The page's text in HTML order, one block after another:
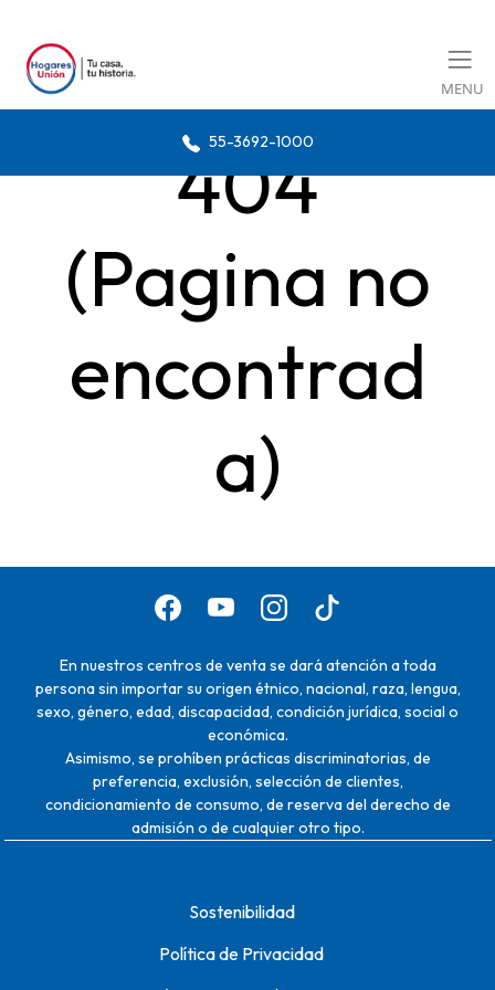
MENU
55-3692-1000
404
(Pagina no
encontrad
a)
En nuestros centros de venta se dará atención a toda
persona sin importar su origen étnico, nacional, raza, lengua,
sexo, género, edad, discapacidad, condición jurídica, social o
económica.
Asimismo, se prohíben prácticas discriminatorias, de
preferencia, exclusión, selección de clientes,
condicionamiento de consumo, de reserva del derecho de
admisión o de cualquier otro tipo.
Sostenibilidad
Política de Privacidad